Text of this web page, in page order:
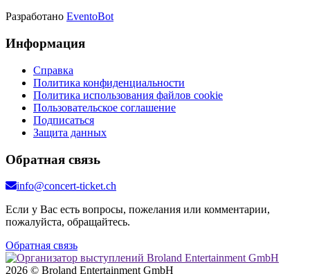
Разработано EventoBot
Информация
Справка
Политика конфиденциальности
Политика использования файлов cookie
Пользовательское соглашение
Подписаться
Защита данных
Обратная связь
info@concert-ticket.ch
Если у Вас есть вопросы, пожелания или комментарии,
пожалуйста, обращайтесь.
Обратная связь
2026 © Broland Entertainment GmbH